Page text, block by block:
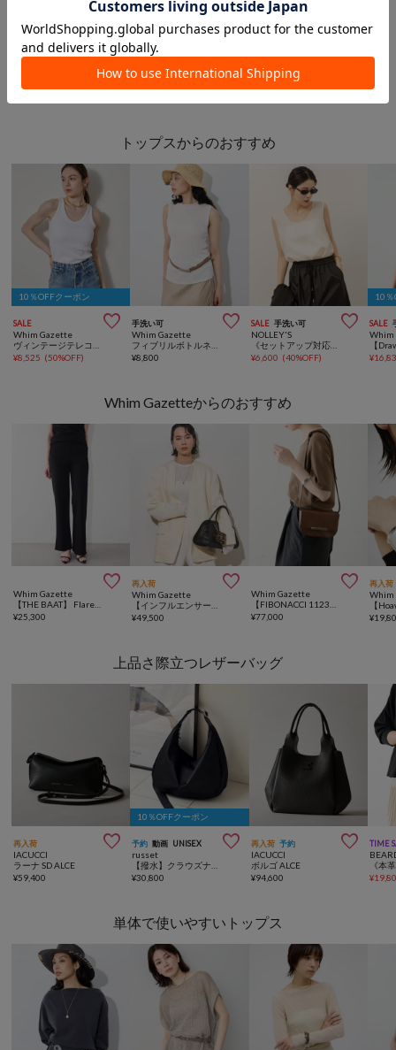
このアイテムを見た人は
こんなアイテムも見ています
トップスからのおすすめ
10％OFFクーポン
SALE 
Whim Gazette
¥8,525 (50%OFF)
手洗い可 
Whim Gazette
¥8,800
SALE 手洗い可 
NOLLEY'S
《セットアップ対応》【MAQWEL/マクウェル】ウォッシャブルサテンノースリーブ
¥6,600 (40%OFF)
10％
SALE
Whim
¥
Whim Gazetteからのおすすめ

Whim Gazette
¥25,300
再入荷 
Whim Gazette
¥49,500

Whim Gazette
¥77,000
再入荷
Whim
¥
上品さ際立つレザーバッグ
再入荷 
IACUCCI
ラーナ SD ALCE
¥59,400
10％OFFクーポン
予約 動画 UNISEX 
russet
¥30,800
再入荷 予約 
IACUCCI
ボルゴ ALCE
¥94,600
TIME
¥
単体で使いやすいトップス